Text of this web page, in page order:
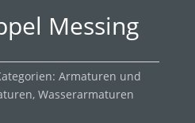
Messing
Armaturen und
, Wasserarmaturen